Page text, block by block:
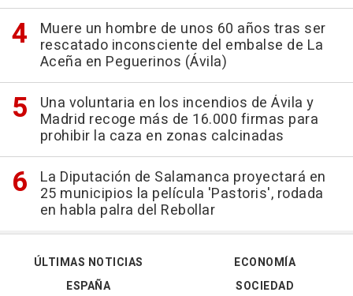
Muere un hombre de unos 60 años tras ser
rescatado inconsciente del embalse de La
Aceña en Peguerinos (Ávila)
Una voluntaria en los incendios de Ávila y
Madrid recoge más de 16.000 firmas para
prohibir la caza en zonas calcinadas
La Diputación de Salamanca proyectará en
25 municipios la película 'Pastoris', rodada
en habla palra del Rebollar
ÚLTIMAS NOTICIAS
ESPAÑA
ECONOMÍA
SOCIEDAD